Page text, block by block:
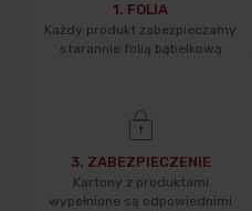
1. FOLIA
Każdy produkt zabezpieczamy
starannie folią bąbelkową
3. ZABEZPIECZENIE
Kartony z produktami
wypełnione są odpowiednimi